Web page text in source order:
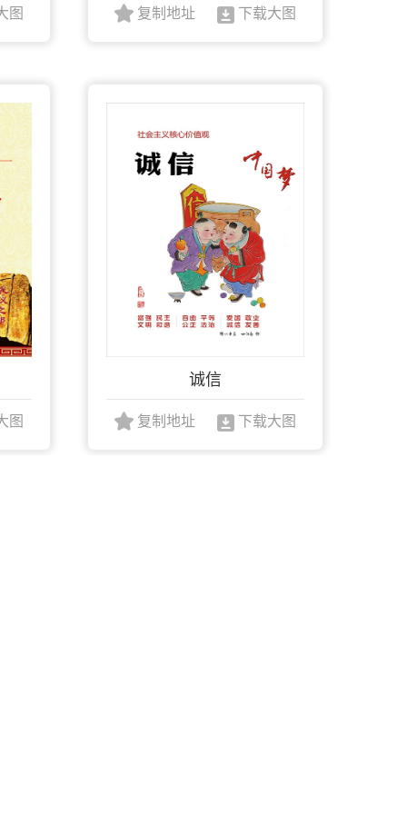
图 复制地址 下载大图
图
诚信
复制地址 下载大图